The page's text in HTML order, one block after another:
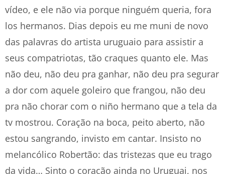
vídeo, e ele não via porque ninguém queria, fora
los hermanos. Dias depois eu me muni de novo
das palavras do artista uruguaio para assistir a
seus compatriotas, tão craques quanto ele. Mas
não deu, não deu pra ganhar, não deu pra segurar
a dor com aquele goleiro que frangou, não deu
pra não chorar com o niño hermano que a tela da
tv mostrou. Coração na boca, peito aberto, não
estou sangrando, invisto em cantar. Insisto no
melancólico Robertão: das tristezas que eu trago
da vida… Sinto o coração ainda no Uruguai, nos